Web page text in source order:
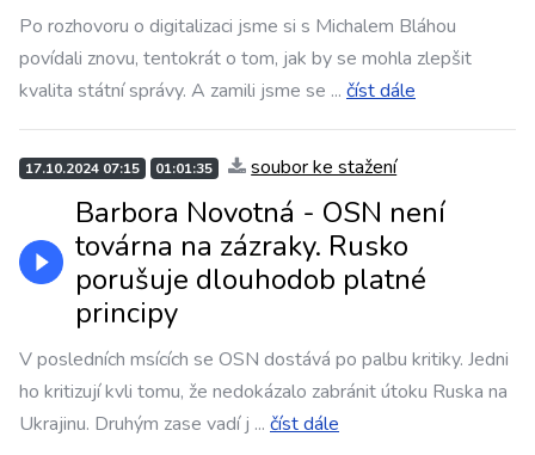
Po rozhovoru o digitalizaci jsme si s Michalem Bláhou
povídali znovu, tentokrát o tom, jak by se mohla zlepšit
kvalita státní správy. A zamili jsme se ... číst dále
17.10.2024 07:15 01:01:35 soubor ke stažení
Barbora Novotná - OSN není
továrna na zázraky. Rusko
porušuje dlouhodob platné
principy
V posledních msících se OSN dostává po palbu kritiky. Jedni
ho kritizují kvli tomu, že nedokázalo zabránit útoku Ruska na
Ukrajinu. Druhým zase vadí j ... číst dále